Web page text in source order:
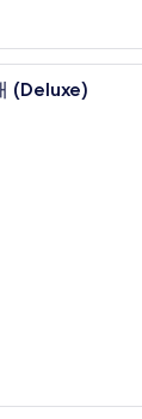
주니어룸, 킹
(Deluxe)